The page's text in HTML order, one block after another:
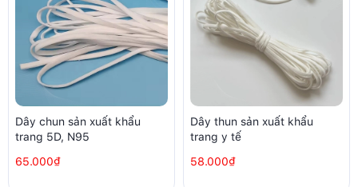
Dây chun sản xuất khẩu
trang 5D, N95
65.000₫
Dây thun sản xuất khẩu
trang y tế
58.000₫